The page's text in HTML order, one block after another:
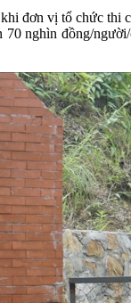
đơn vị tổ chức thi
nghìn đồng/